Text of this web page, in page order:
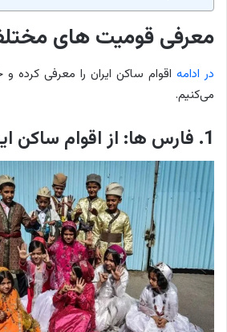
معرفی قومیت های
در ادامه اقوام ساکن ایران را معرفی کرده و
می‌کنیم.
1. فارس ها: از اقوام ساکن ایران